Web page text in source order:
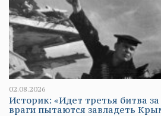
02.08.2026
Историк: «Идет третья битва за
враги пытаются завладеть